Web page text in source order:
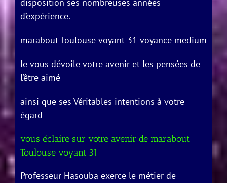
disposition ses nombreuses années
d’expérience.
marabout Toulouse voyant 31 voyance medium
Je vous dévoile votre avenir et les pensées de
l’être aimé
ainsi que ses Véritables intentions à votre
égard
vous éclaire sur votre avenir de marabout
Toulouse voyant 31
Professeur Hasouba exerce le métier de